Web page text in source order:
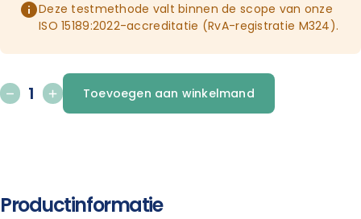
Deze testmethode valt binnen de scope van onze
ISO 15189:2022-accreditatie (RvA-registratie M324).
Toevoegen aan winkelmand
Productinformatie